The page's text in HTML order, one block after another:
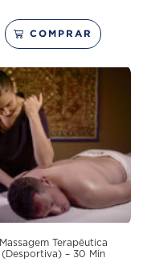
COMPRAR
Massagem Terapêutica
(Desportiva) – 30 Min